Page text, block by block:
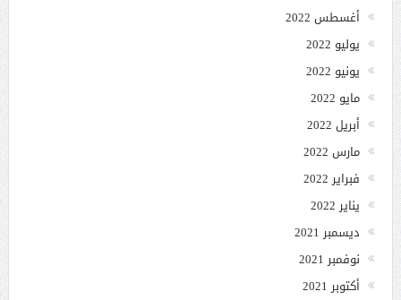
أغسطس 2022
يوليو 2022
يونيو 2022
مايو 2022
أبريل 2022
مارس 2022
فبراير 2022
يناير 2022
ديسمبر 2021
نوفمبر 2021
أكتوبر 2021